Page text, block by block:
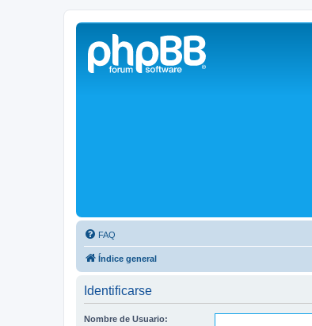
Solax FAQ
Lugar para intercambiar dudas sobre inversores solares
FAQ
Índice general
Identificarse
Nombre de Usuario: